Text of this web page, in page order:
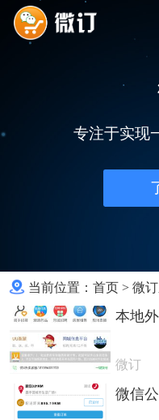
专注于实现
当前位置：首页 >微
本地
微订
微信